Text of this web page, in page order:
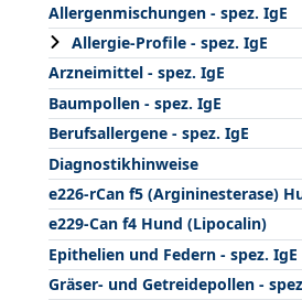
Allergenmischungen - spez. IgE
Allergie-Profile - spez. IgE
Arzneimittel - spez. IgE
Baumpollen - spez. IgE
Berufsallergene - spez. IgE
Diagnostikhinweise
e226-rCan f5 (Argininesterase)
e229-Can f4 Hund (Lipocalin)
Epithelien und Federn - spez. IgE
Gräser- und Getreidepollen -